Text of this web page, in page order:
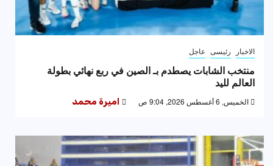
الاخبار رئيسى عاجل
منتخب الشابات يصطدم بـ الصين في ربع نهائي بطولة
العالم لليد
الخميس, 6 أغسطس 2026, 9:04 ص اميرة محمد